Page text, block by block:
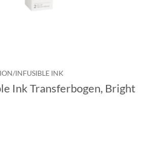
INFUSIBLE INK
Ink Transferbogen, Bright